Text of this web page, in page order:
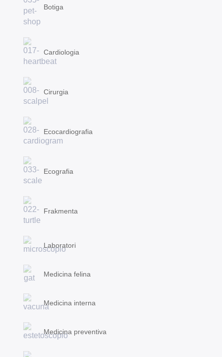
Botiga
Cardiologia
Cirurgia
Ecocardiografia
Ecografia
Frakmenta
Laboratori
Medicina felina
Medicina interna
Medicina preventiva